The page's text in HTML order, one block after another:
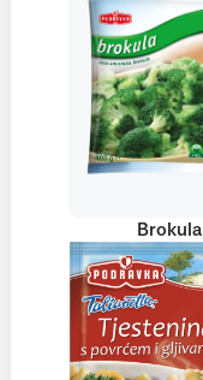
Brokula